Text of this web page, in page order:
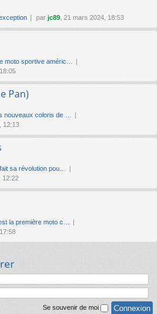
par jc89 , 21 mars 2024, 18:53
moto sportive améric…
Pan)
nouveaux coloris de …
12:13
sa révolution pou…
12:22
la première moto c…
Se souvenir de moi